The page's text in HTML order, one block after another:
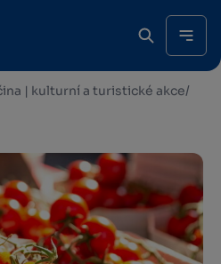
| kulturní a turistické akce/